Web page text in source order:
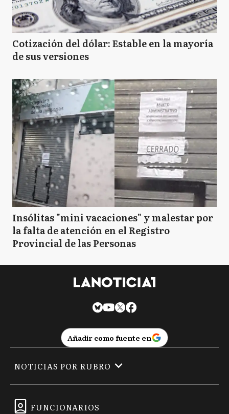
Cotización del dólar: Estable en la mayoría
de sus versiones
Insólitas "mini vacaciones" y malestar por
la falta de atención en el Registro
Provincial de las Personas
Añadir como fuente en
FUNCIONARIOS
NOTICIAS POR RUBRO